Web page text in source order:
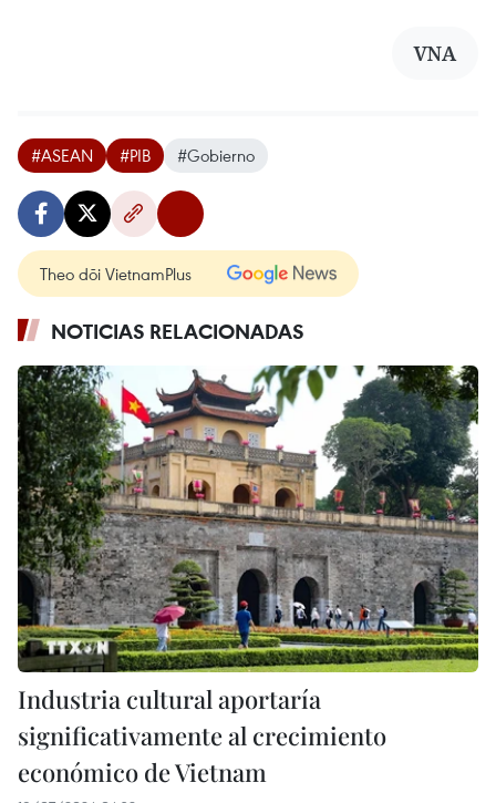
VNA
#ASEAN #PIB #Gobierno
Theo dõi VietnamPlus
NOTICIAS RELACIONADAS
Industria cultural aportaría
significativamente al crecimiento
económico de Vietnam